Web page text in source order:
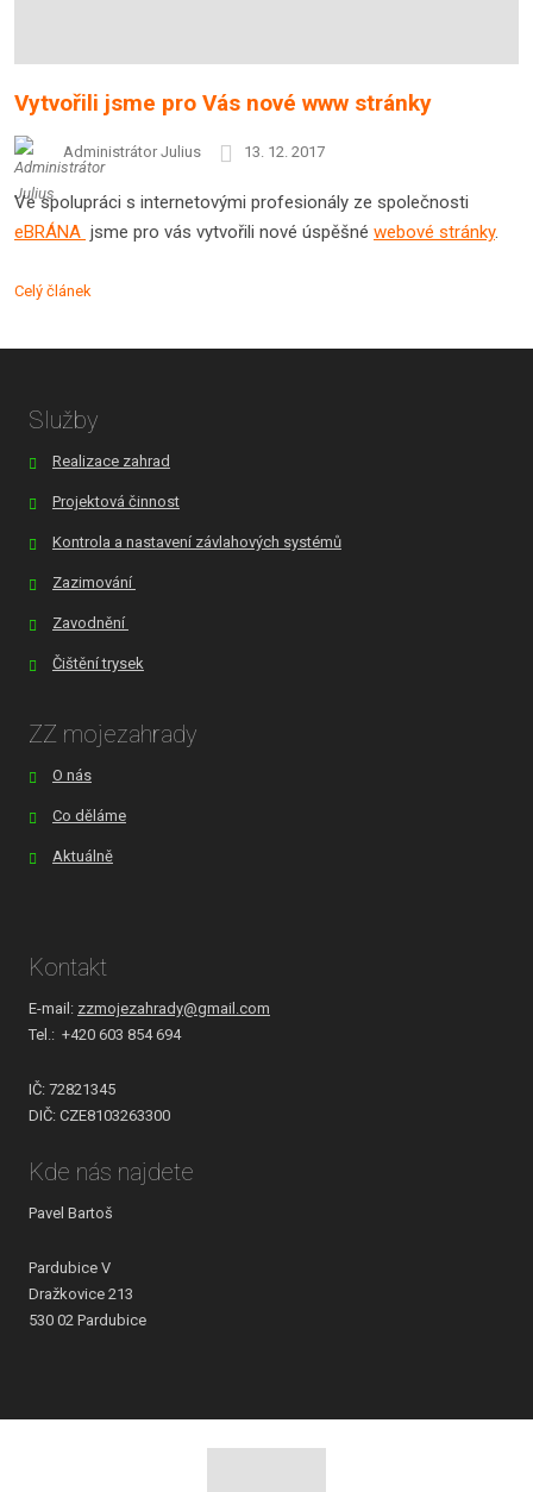
Vytvořili jsme pro Vás nové www stránky
Administrátor Julius 13. 12. 2017
Ve spolupráci s internetovými profesionály ze společnosti
eBRÁNA jsme pro vás vytvořili nové úspěšné webové stránky.
Celý článek
Služby
Realizace zahrad
Projektová činnost
Kontrola a nastavení závlahových systémů
Zazimování
Zavodnění
Čištění trysek
ZZ mojezahrady
O nás
Co děláme
Aktuálně
Kontakt
E-mail: zzmojezahrady@gmail.com
Tel.: +420 603 854 694
IČ: 72821345
DIČ: CZE8103263300
Kde nás najdete
Pavel Bartoš
Pardubice V
Dražkovice 213
530 02 Pardubice